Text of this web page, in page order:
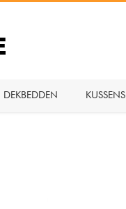
DEKBEDDEN KUSSENS